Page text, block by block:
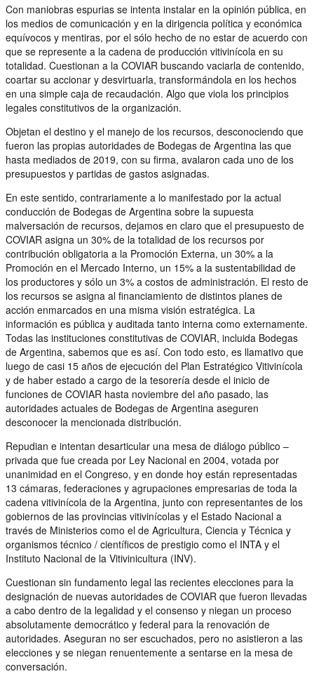
Con maniobras espurias se intenta instalar en la opinión pública, en
los medios de comunicación y en la dirigencia política y económica
equívocos y mentiras, por el sólo hecho de no estar de acuerdo con
que se represente a la cadena de producción vitivinícola en su
totalidad. Cuestionan a la COVIAR buscando vaciarla de contenido,
coartar su accionar y desvirtuarla, transformándola en los hechos
en una simple caja de recaudación. Algo que viola los principios
legales constitutivos de la organización.
Objetan el destino y el manejo de los recursos, desconociendo que
fueron las propias autoridades de Bodegas de Argentina las que
hasta mediados de 2019, con su firma, avalaron cada uno de los
presupuestos y partidas de gastos asignadas.
En este sentido, contrariamente a lo manifestado por la actual
conducción de Bodegas de Argentina sobre la supuesta
malversación de recursos, dejamos en claro que el presupuesto de
COVIAR asigna un 30% de la totalidad de los recursos por
contribución obligatoria a la Promoción Externa, un 30% a la
Promoción en el Mercado Interno, un 15% a la sustentabilidad de
los productores y sólo un 3% a costos de administración. El resto de
los recursos se asigna al financiamiento de distintos planes de
acción enmarcados en una misma visión estratégica. La
información es pública y auditada tanto interna como externamente.
Todas las instituciones constitutivas de COVIAR, incluida Bodegas
de Argentina, sabemos que es así. Con todo esto, es llamativo que
luego de casi 15 años de ejecución del Plan Estratégico Vitivinícola
y de haber estado a cargo de la tesorería desde el inicio de
funciones de COVIAR hasta noviembre del año pasado, las
autoridades actuales de Bodegas de Argentina aseguren
desconocer la mencionada distribución.
Repudian e intentan desarticular una mesa de diálogo público –
privada que fue creada por Ley Nacional en 2004, votada por
unanimidad en el Congreso, y en donde hoy están representadas
13 cámaras, federaciones y agrupaciones empresarias de toda la
cadena vitivinícola de la Argentina, junto con representantes de los
gobiernos de las provincias vitivinícolas y el Estado Nacional a
través de Ministerios como el de Agricultura, Ciencia y Técnica y
organismos técnico / científicos de prestigio como el INTA y el
Instituto Nacional de la Vitivinicultura (INV).
Cuestionan sin fundamento legal las recientes elecciones para la
designación de nuevas autoridades de COVIAR que fueron llevadas
a cabo dentro de la legalidad y el consenso y niegan un proceso
absolutamente democrático y federal para la renovación de
autoridades. Aseguran no ser escuchados, pero no asistieron a las
elecciones y se niegan renuentemente a sentarse en la mesa de
conversación.